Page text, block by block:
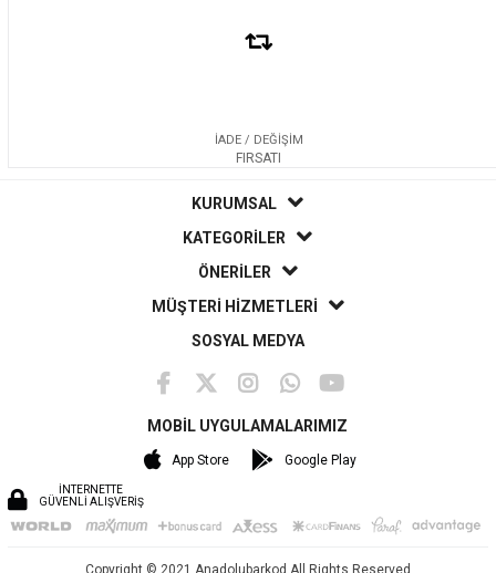
İADE / DEĞİŞİM
FIRSATI
KURUMSAL
KATEGORİLER
ÖNERİLER
MÜŞTERİ HİZMETLERİ
SOSYAL MEDYA
MOBİL UYGULAMALARIMIZ
App Store Google Play
İNTERNETTE
GÜVENLİ ALIŞVERİŞ
Copyright © 2021 Anadolubarkod All Rights Reserved